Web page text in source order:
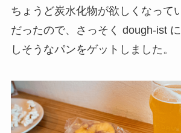
ちょうど炭水化物が欲しくなって
だったので、さっそく dough-ist
しそうなパンをゲットしました。